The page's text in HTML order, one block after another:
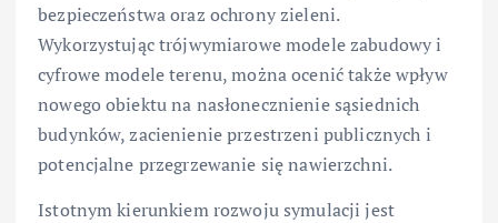
bezpieczeństwa oraz ochrony zieleni.
Wykorzystując trójwymiarowe modele zabudowy i
cyfrowe modele terenu, można ocenić także wpływ
nowego obiektu na nasłonecznienie sąsiednich
budynków, zacienienie przestrzeni publicznych i
potencjalne przegrzewanie się nawierzchni.
Istotnym kierunkiem rozwoju symulacji jest